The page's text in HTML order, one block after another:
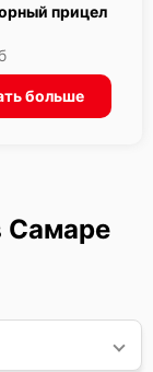
прицел
больше
Самаре